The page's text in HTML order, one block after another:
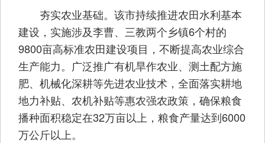
夯实农业基础。该市持续推进农田水利基本
建设，实施涉及李曹、三教两个乡镇6个村的
9800亩高标准农田建设项目，不断提高农业综合
生产能力。广泛推广有机旱作农业、测土配方施
肥、机械化深耕等先进农业技术，全面落实耕地
地力补贴、农机补贴等惠农强农政策，确保粮食
播种面积稳定在32万亩以上，粮食产量达到6000
万公斤以上。